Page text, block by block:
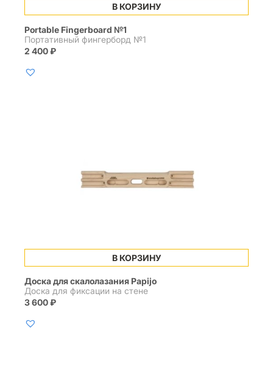
В КОРЗИНУ
Portable Fingerboard №1
Портативный фингерборд №1
2 400₽
В КОРЗИНУ
Доска для скалолазания Papijo
Доска для фиксации на стене
3 600₽